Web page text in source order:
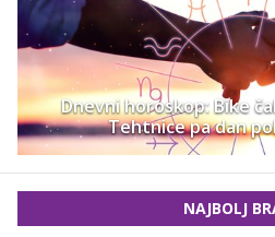
Dnevni horoskop: Bike
Tehtnice pa dan
NAJBOLJ